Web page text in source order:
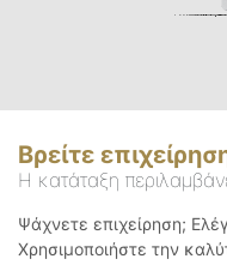
Βρείτε
Η κατάταξη
Ψάχνετε επιχείρηση;
Χρησιμοποιήστε την